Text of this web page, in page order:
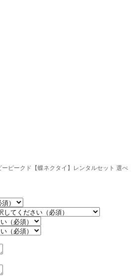
ピークド【蝶ネクタイ】レンタルセット 選べ